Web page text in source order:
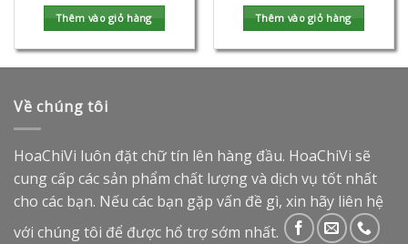
Thêm vào giỏ hàng Thêm vào giỏ hàng
Về chúng tôi
HoaChiVi luôn đặt chữ tín lên hàng đầu. HoaChiVi sẽ
cung cấp các sản phẩm chất lượng và dịch vụ tốt nhất
cho các bạn. Nếu các bạn gặp vấn đề gì, xin hãy liên hệ
với chúng tôi để được hổ trợ sớm nhất.